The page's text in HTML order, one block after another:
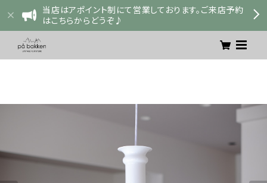
当店はアポイント制にて営業しております。ご来店予約
はこちらからどうぞ♪